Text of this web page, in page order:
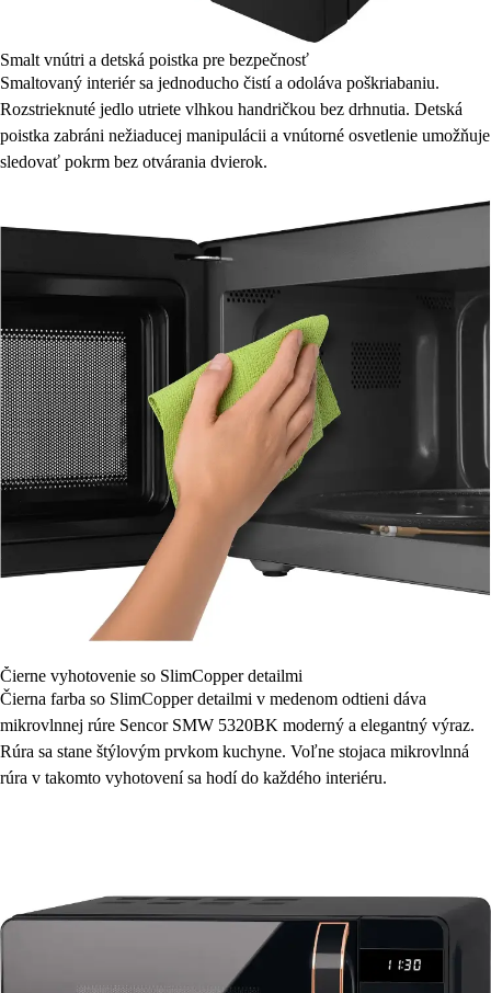
Smalt vnútri a detská poistka pre bezpečnosť
Smaltovaný interiér sa jednoducho čistí a odoláva poškriabaniu.
Rozstrieknuté jedlo utriete vlhkou handričkou bez drhnutia. Detská
poistka zabráni nežiaducej manipulácii a vnútorné osvetlenie umožňuje
sledovať pokrm bez otvárania dvierok.
Čierne vyhotovenie so SlimCopper detailmi
Čierna farba so SlimCopper detailmi v medenom odtieni dáva
mikrovlnnej rúre Sencor SMW 5320BK moderný a elegantný výraz.
Rúra sa stane štýlovým prvkom kuchyne. Voľne stojaca mikrovlnná
rúra v takomto vyhotovení sa hodí do každého interiéru.